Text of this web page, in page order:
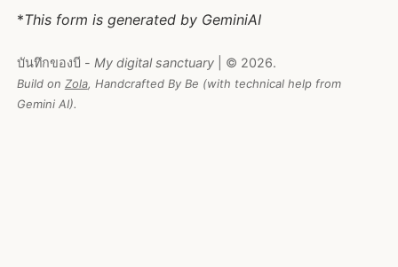
*This form is generated by GeminiAI
บันทึกของบี - My digital sanctuary| © 2026.
Build on Zola, Handcrafted By Be (with technical help from
Gemini AI).